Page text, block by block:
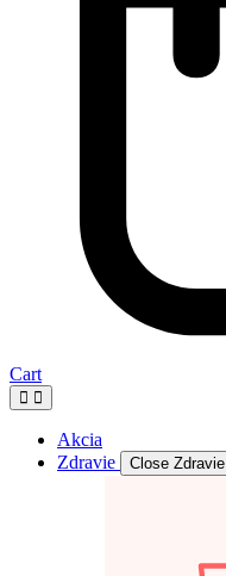
Cart
Akcia
Zdravie
Close Zdravie